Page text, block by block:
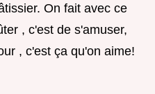
On fait avec ce
, c'est de s'amuser,
, c'est ça qu'on aime!